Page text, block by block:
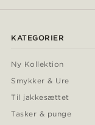
KATEGORIER
Ny Kollektion
Smykker & Ure
Til jakkesættet
Tasker & punge